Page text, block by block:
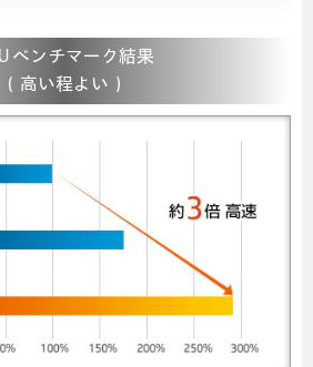
ベンチマーク結果
（高い程よい）